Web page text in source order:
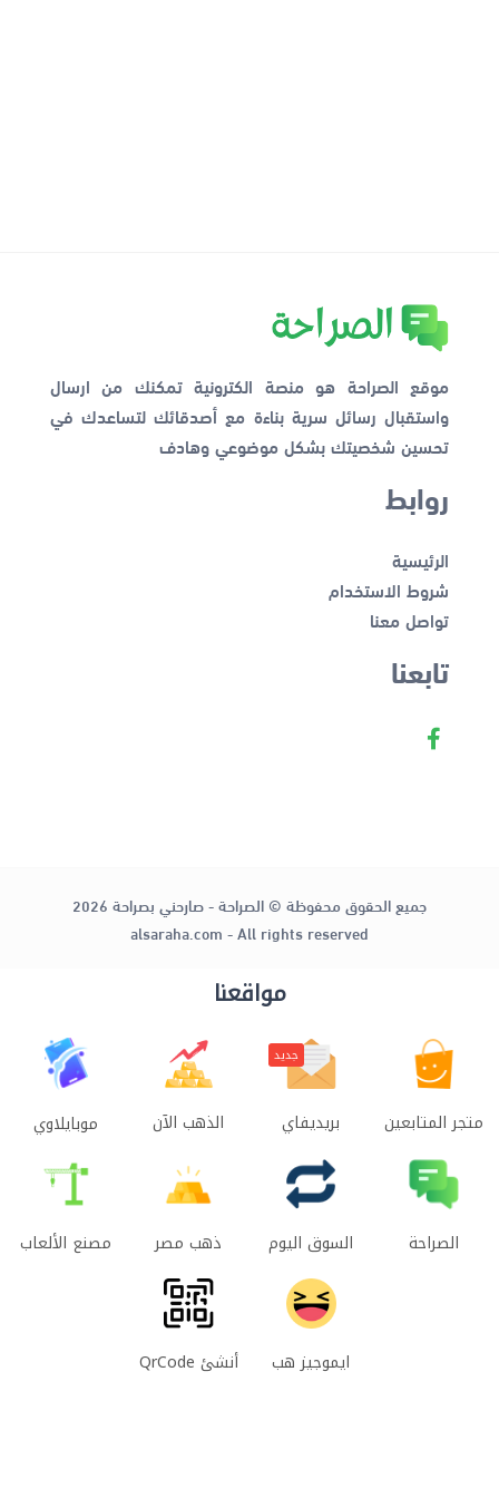
موقع الصراحة هو منصة الكترونية تمكنك من ارسال
واستقبال رسائل سرية بناءة مع أصدقائك لتساعدك في
تحسين شخصيتك بشكل موضوعي وهادف
روابط
الرئيسية
شروط الاستخدام
تواصل معنا
تابعنا
جميع الحقوق محفوظة © الصراحة - صارحني بصراحة 2026
alsaraha.com - All rights reserved